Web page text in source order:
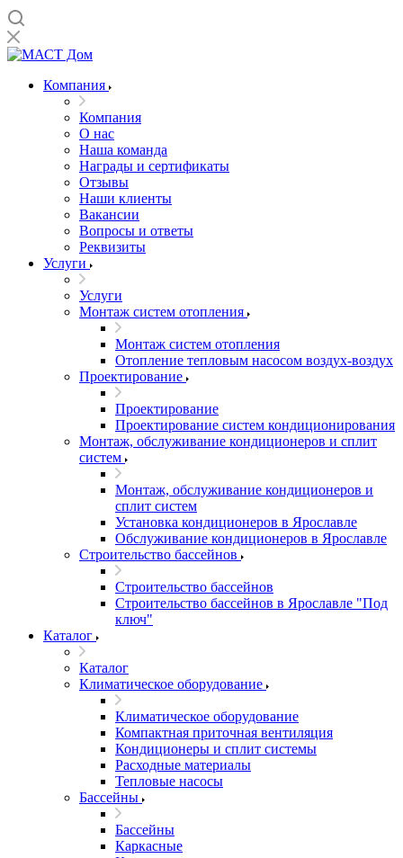
Компания
Компания
О нас
Наша команда
Награды и сертификаты
Отзывы
Наши клиенты
Вакансии
Вопросы и ответы
Реквизиты
Услуги
Услуги
Монтаж систем отопления
Монтаж систем отопления
Отопление тепловым насосом воздух-воздух
Проектирование
Проектирование
Проектирование систем кондиционирования
Монтаж, обслуживание кондиционеров и сплит
систем
Монтаж, обслуживание кондиционеров и
сплит систем
Установка кондиционеров в Ярославле
Обслуживание кондиционеров в Ярославле
Строительство бассейнов
Строительство бассейнов
Строительство бассейнов в Ярославле "Под
ключ"
Каталог
Каталог
Климатическое оборудование
Климатическое оборудование
Компактная приточная вентиляция
Кондиционеры и сплит системы
Расходные материалы
Тепловые насосы
Бассейны
Бассейны
Каркасные